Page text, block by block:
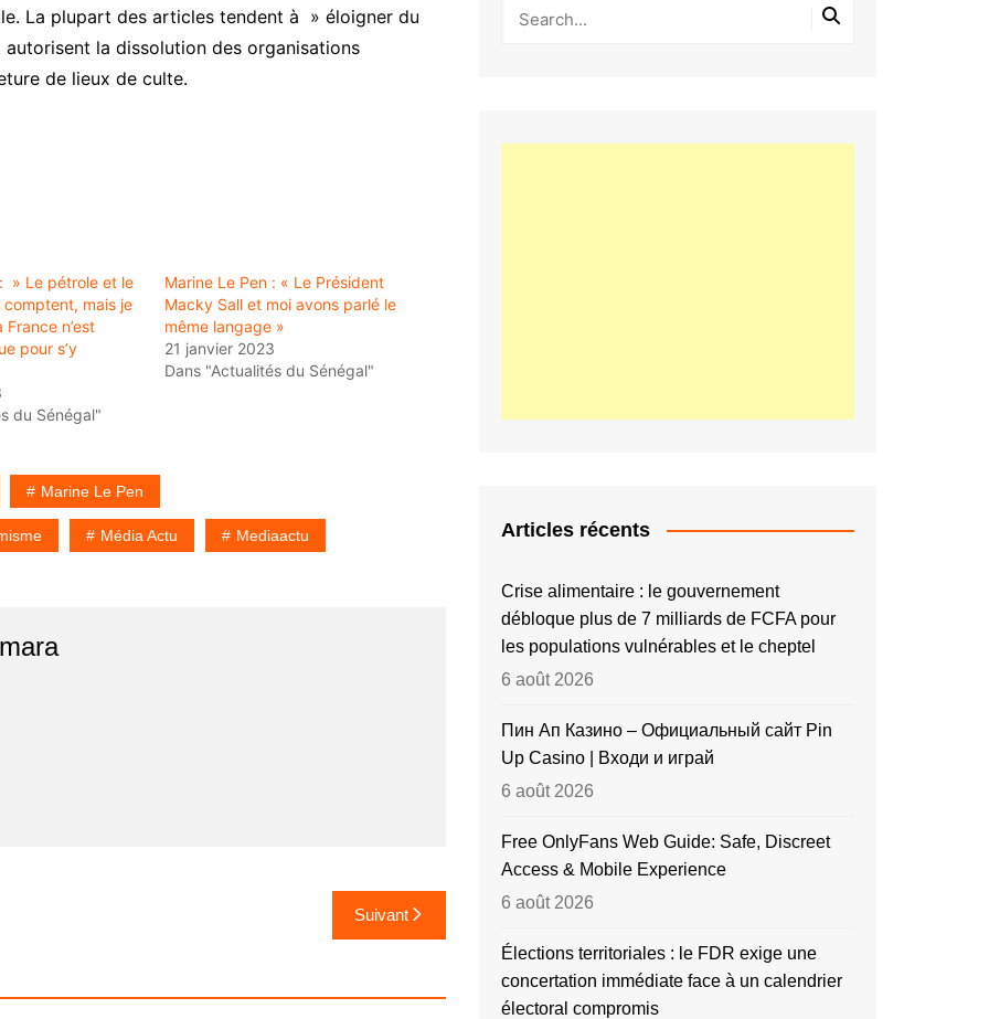
La plupart des articles tendent à » éloigner du
la dissolution des organisations
de lieux de culte.
» Le pétrole et le
mais je
n’est
pour s’y
du Sénégal"
Marine Le Pen : « Le Président
Macky Sall et moi avons parlé le
même langage »
21 janvier 2023
Dans "Actualités du Sénégal"
Marine Le Pen
Média Actu Mediaactu
Suivant
Articles récents
Crise alimentaire : le gouvernement
débloque plus de 7 milliards de FCFA pour
les populations vulnérables et le cheptel
6 août 2026
Пин Ап Казино – Официальный сайт Pin
Up Casino | Входи и играй
6 août 2026
Free OnlyFans Web Guide: Safe, Discreet
Access & Mobile Experience
6 août 2026
Élections territoriales : le FDR exige une
concertation immédiate face à un calendrier
électoral compromis